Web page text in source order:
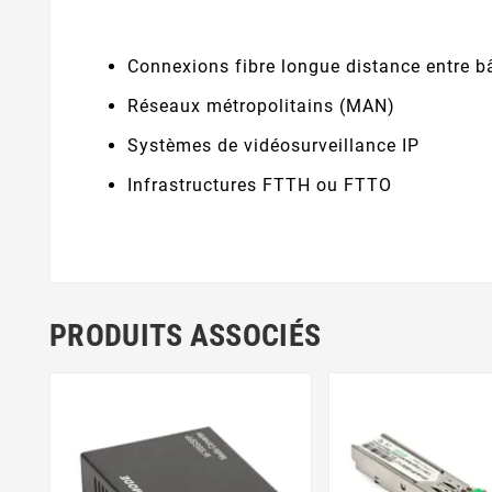
Connexions fibre longue distance entre
Réseaux métropolitains (MAN)
Systèmes de vidéosurveillance IP
Infrastructures FTTH ou FTTO
PRODUITS ASSOCIÉS